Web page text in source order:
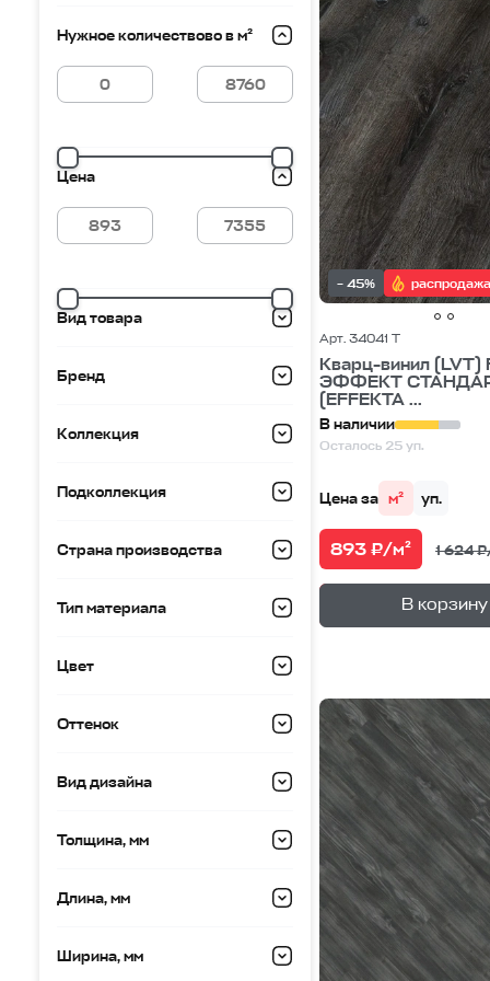
кварцвиниловая плитка под дерево
кварцвиниловая
кварцвиниловая плитка 4 мм
кварцвиниловая плитка
кварцвиниловая плитка 42 класс
кварцвиниловая
Нужное количествово в м²
Цена
Вид товара
Бренд
Коллекция
Подколлекция
Страна производства
Тип материала
Цвет
Оттенок
Вид дизайна
Толщина, мм
Длина, мм
Ширина, мм
– 45% распродажа
Арт. 34041 Т
Кварц-винил (LVT)
ЭФФЕКТ
(EFFEKTA ...
В наличии
Осталось 25 уп.
Цена за м² уп.
893 ₽/м² 1 624
В корзину
В корзине —